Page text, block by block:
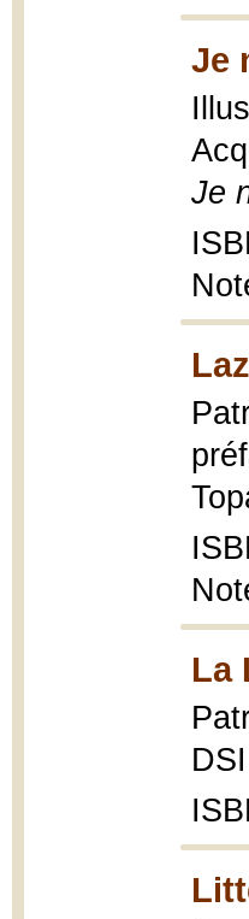
Je
Je
La